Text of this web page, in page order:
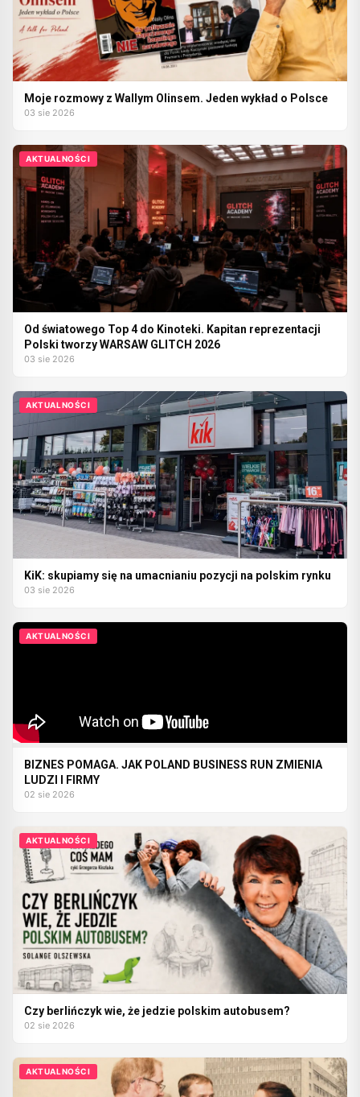
Moje rozmowy z Wallym Olinsem. Jeden wykład o Polsce
03 sie 2026
AKTUALNOŚCI
Od światowego Top 4 do Kinoteki. Kapitan reprezentacji
Polski tworzy WARSAW GLITCH 2026
03 sie 2026
AKTUALNOŚCI
KiK: skupiamy się na umacnianiu pozycji na polskim rynku
03 sie 2026
AKTUALNOŚCI
BIZNES POMAGA. JAK POLAND BUSINESS RUN ZMIENIA
LUDZI I FIRMY
02 sie 2026
AKTUALNOŚCI
Czy berlińczyk wie, że jedzie polskim autobusem?
02 sie 2026
AKTUALNOŚCI